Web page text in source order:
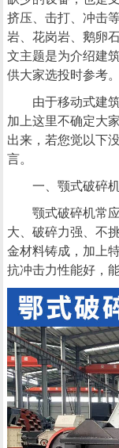
挤压、击打、冲击
岩、花岗岩、鹅卵
文主题是为介绍建
供大家选投时参考。
由于移动式建
加上这里不确定大
出来，若您觉以下
言。
一、颚式破碎
颚式破碎机常
大、破碎力强、不
金材料铸成，加上
抗冲击力性能好，